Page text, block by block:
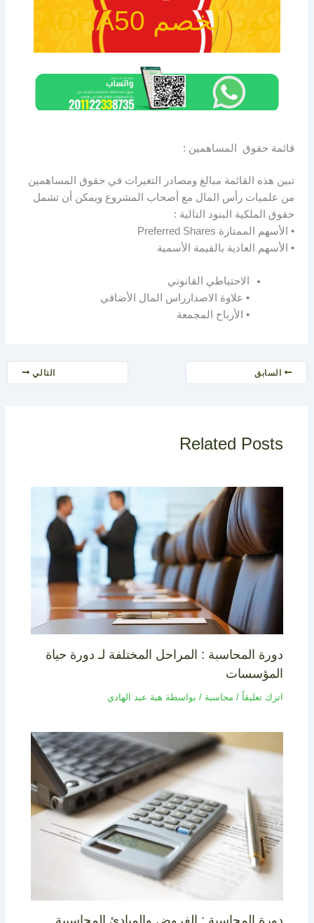
كود الخصم ADHA50
قائمة حقوق المساهمين :
تبين هذه القائمة مبالغ ومصادر التغيرات في حقوق المساهمين
من علميات رأس المال مع أصحاب المشروع ويمكن أن تشمل
حقوق الملكية البنود التالية :
• الأسهم الممتازة Preferred Shares
• الأسهم العادية بالقيمة الأسمية
الاحتياطي القانوني
• علاوة الاصدارراس المال الأضافي
• الأرباح المجمعة
السابق التالي
Related Posts
دورة المحاسبة : المراحل المختلفة لـ دورة حياة
المؤسسات
اترك تعليقاً / محاسبة / بواسطة هبة عبد الهادي